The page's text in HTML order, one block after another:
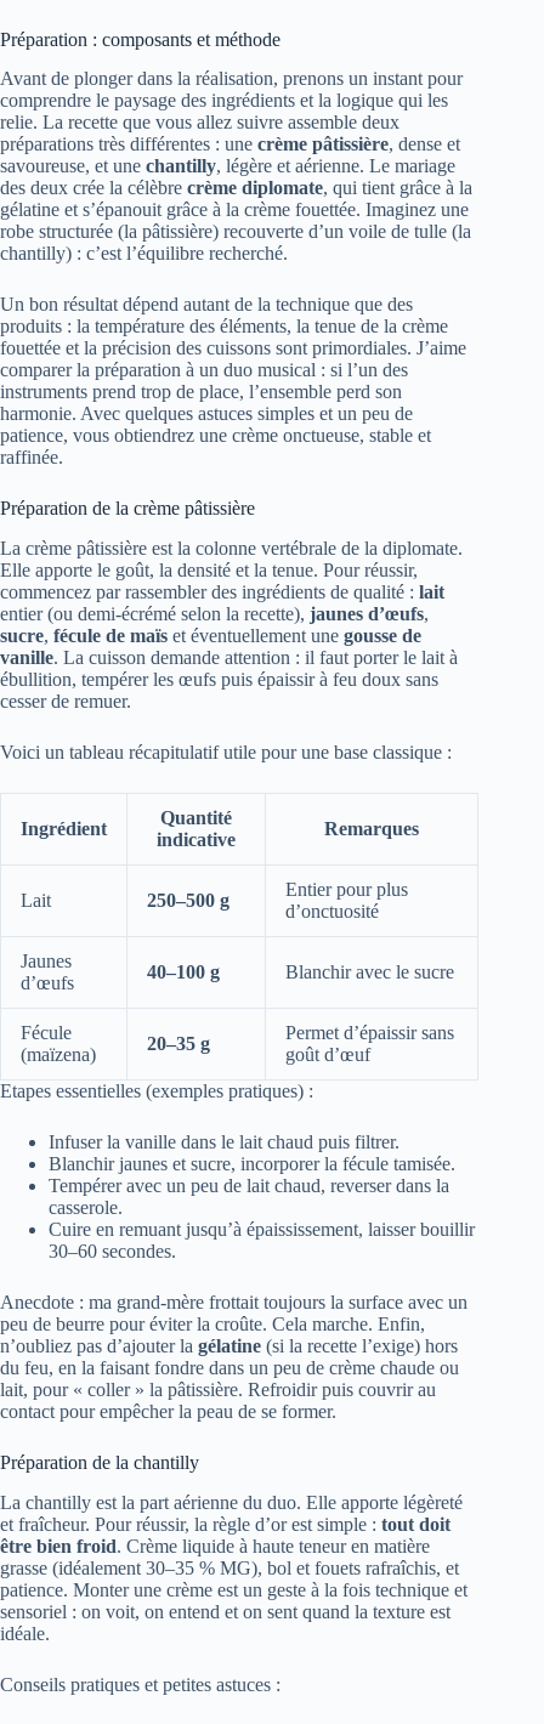
Préparation : composants et méthode
Avant de plonger dans la réalisation, prenons un instant pour
comprendre le paysage des ingrédients et la logique qui les
relie. La recette que vous allez suivre assemble deux
préparations très différentes : une crème pâtissière, dense et
savoureuse, et une chantilly, légère et aérienne. Le mariage
des deux crée la célèbre crème diplomate, qui tient grâce à la
gélatine et s’épanouit grâce à la crème fouettée. Imaginez une
robe structurée (la pâtissière) recouverte d’un voile de tulle (la
chantilly) : c’est l’équilibre recherché.
Un bon résultat dépend autant de la technique que des
produits : la température des éléments, la tenue de la crème
fouettée et la précision des cuissons sont primordiales. J’aime
comparer la préparation à un duo musical : si l’un des
instruments prend trop de place, l’ensemble perd son
harmonie. Avec quelques astuces simples et un peu de
patience, vous obtiendrez une crème onctueuse, stable et
raffinée.
Préparation de la crème pâtissière
La crème pâtissière est la colonne vertébrale de la diplomate.
Elle apporte le goût, la densité et la tenue. Pour réussir,
commencez par rassembler des ingrédients de qualité : lait
entier (ou demi-écrémé selon la recette), jaunes d’œufs,
sucre, fécule de maïs et éventuellement une gousse de
vanille. La cuisson demande attention : il faut porter le lait à
ébullition, tempérer les œufs puis épaissir à feu doux sans
cesser de remuer.
Voici un tableau récapitulatif utile pour une base classique :
Ingrédient
Quantité
indicative
Remarques
Lait 250–500 g
Entier pour plus
d’onctuosité
Jaunes
d’œufs
40–100 g Blanchir avec le sucre
Fécule
(maïzena)
20–35 g
Permet d’épaissir sans
goût d’œuf
Etapes essentielles (exemples pratiques) :
Infuser la vanille dans le lait chaud puis filtrer.
Blanchir jaunes et sucre, incorporer la fécule tamisée.
Tempérer avec un peu de lait chaud, reverser dans la
casserole.
Cuire en remuant jusqu’à épaississement, laisser bouillir
30–60 secondes.
Anecdote : ma grand-mère frottait toujours la surface avec un
peu de beurre pour éviter la croûte. Cela marche. Enfin,
n’oubliez pas d’ajouter la gélatine (si la recette l’exige) hors
du feu, en la faisant fondre dans un peu de crème chaude ou
lait, pour « coller » la pâtissière. Refroidir puis couvrir au
contact pour empêcher la peau de se former.
Préparation de la chantilly
La chantilly est la part aérienne du duo. Elle apporte légèreté
et fraîcheur. Pour réussir, la règle d’or est simple : tout doit
être bien froid. Crème liquide à haute teneur en matière
grasse (idéalement 30–35 % MG), bol et fouets rafraîchis, et
patience. Monter une crème est un geste à la fois technique et
sensoriel : on voit, on entend et on sent quand la texture est
idéale.
Conseils pratiques et petites astuces :